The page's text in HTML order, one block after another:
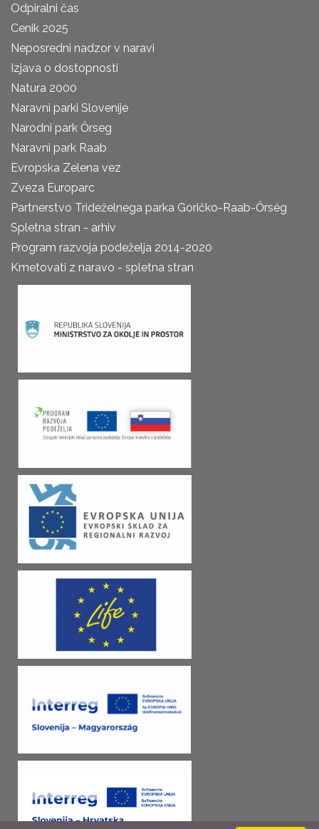
Odpiralni čas
Cenik 2025
Neposredni nadzor v naravi
Izjava o dostopnosti
Natura 2000
Naravni parki Slovenije
Narodni park Őrseg
Naravni park Raab
Evropska Zelena vez
Zveza Europarc
Partnerstvo Trideželnega parka Goričko-Raab-Őrség
Spletna stran - arhiv
Program razvoja podeželja 2014-2020
Kmetovati z naravo - spletna stran